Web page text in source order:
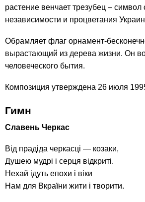
растение венчает трезубец – символ
независимости и процветания
Обрамляет флаг орнамент-
вырастающий из дерева жизни. Он
человеческого бытия.
Композиция утверждена 26 июля
Гимн
Славень Черкас
Від прадіда черкасці — козаки,
Душею мудрі і серця відкриті.
Нехай ідуть епохи і віки
Нам для Вкраїни жити і творити.